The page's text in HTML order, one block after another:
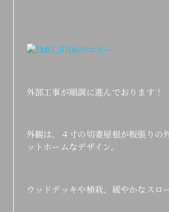
外部工事が順調に進んでおります！
外観は、４寸の切妻屋根が板張りの
ットホームなデザイン。
ウッドデッキや植栽、緩やかなスロ